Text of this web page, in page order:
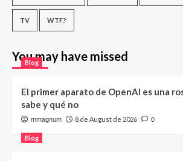
TV WTF?
You may have missed
Blog
El primer aparato de OpenAI es una
sabe y qué no
mmagnum 8 de August de 2026 0
Blog